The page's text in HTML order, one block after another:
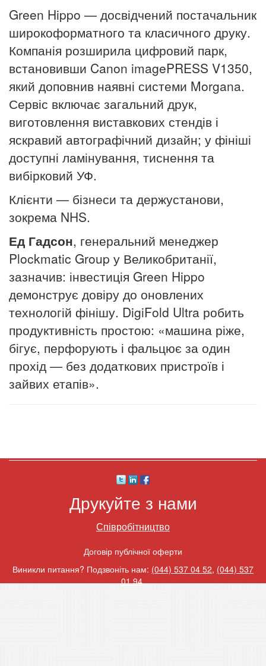
Green Hippo — досвідчений постачальник
широкоформатного та класичного друку.
Компанія розширила цифровий парк,
встановивши Canon imagePRESS V1350,
який доповнив наявні системи Morgana.
Сервіс включає загальний друк,
виготовлення виставкових стендів і
яскравий автографічний дизайн; у фініші
доступні ламінування, тиснення та
вибірковий УФ.
Клієнти — бізнеси та держустанови,
зокрема NHS.
Ед Гадсон, генеральний менеджер
Plockmatic Group у Великобританії,
зазначив: інвестиція Green Hippo
демонструє довіру до оновлених
технологій фінішу. DigiFold Ultra робить
продуктивність простою: «машина ріже,
бігує, перфорують і фальцює за один
прохід — без додаткових пристроїв і
зайвих етапів».
Друкуйте з нами
Співробітництво
Договір публічної оферти
Виникли питання? Подзвоніть нам: (044) 537 04 52, (044) 537
01 94.